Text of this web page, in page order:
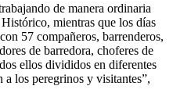
de manera ordinaria
mientras que los días
57 compañeros, barrenderos,
de barredora, choferes de
ellos divididos en diferentes
los peregrinos y visitantes”,